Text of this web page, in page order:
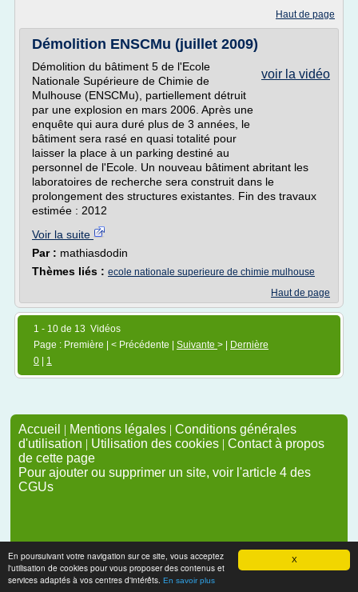
X
En poursuivant votre navigation sur ce site, vous acceptez
l'utilisation de cookies pour vous proposer des contenus et
services adaptés à vos centres d'intérêts. En savoir plus
Haut de page
Démolition ENSCMu (juillet 2009)
voir la vidéo
Démolition du bâtiment 5 de l'Ecole
Nationale Supérieure de Chimie de
Mulhouse (ENSCMu), partiellement détruit
par une explosion en mars 2006. Après une
enquête qui aura duré plus de 3 années, le
bâtiment sera rasé en quasi totalité pour
laisser la place à un parking destiné au
personnel de l'Ecole. Un nouveau bâtiment abritant les
laboratoires de recherche sera construit dans le
prolongement des structures existantes. Fin des travaux
estimée : 2012
Voir la suite
Par : mathiasdodin
Thèmes liés : ecole nationale superieure de chimie mulhouse
Haut de page
1 - 10 de 13 Vidéos
Page : Première | < Précédente | Suivante > |
Dernière
0
1
Accueil | Mentions légales | Conditions générales
d'utilisation | Utilisation des cookies | Contact à propos
de cette page
Pour ajouter ou supprimer un site, voir l'article 4 des
CGUs